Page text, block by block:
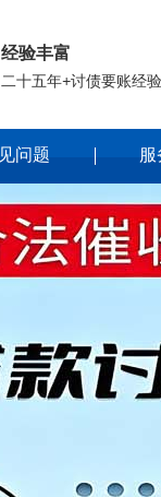
经验丰富
二十五年+讨债要账经验
问题 服